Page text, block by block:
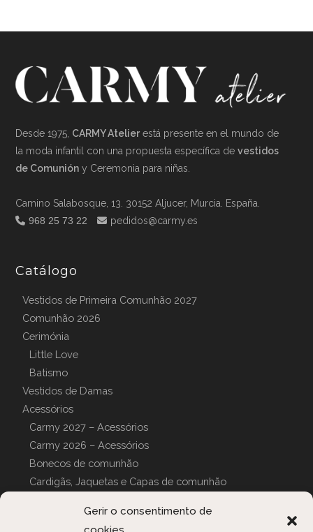
Gerir o consentimento de
Desde 1975, CARMY Atelier está presente en el mundo de
la moda infantil con una propuesta específica devestidos
de Comunión y Ceremonia para niñas.
Camino Salabosque, 13. 30152 Aljucer, Murcia. España.
968 25 73 22
pedidos@carmy.es
Catálogo
Vestidos de Primeira Comunhão 2027
Comunhão 2026
Cerimónia
Little Love
Batismo
Vestidos de Damas
Acessórios
Carmy 2027 – Acessórios
Carmy 2026 – Acessórios
Bonecos de comunhão
Cardigãs, Jaquetas e Capas de comunhão